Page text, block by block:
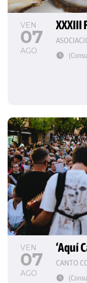
VEN
07
AGO
XXXIII
VEN
07
AGO
‘Aquí